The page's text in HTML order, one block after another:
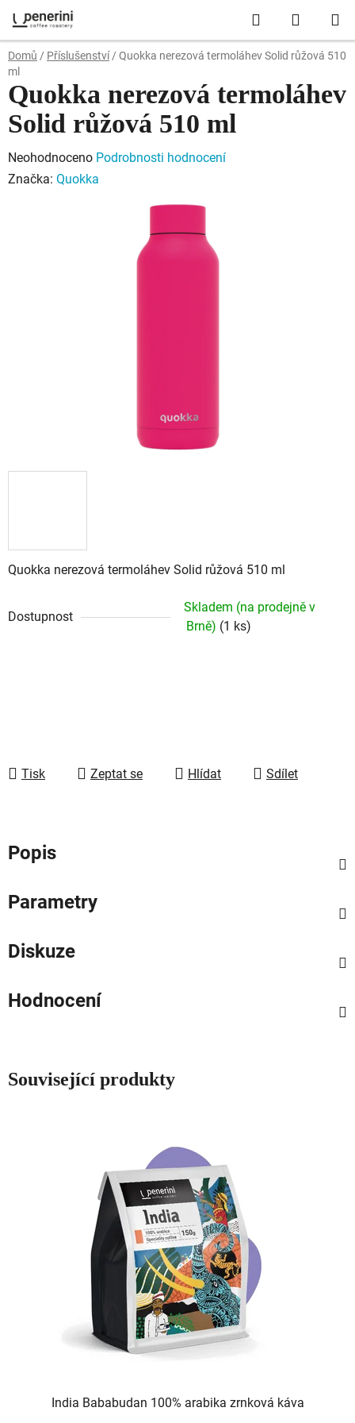
na
obsah
Hledat
KOŠÍK
Domů / Příslušenství / Quokka nerezová termoláhev Solid růžová 510
ml
Quokka nerezová termoláhev Solid růžová 510 ml
Dostupnost
Skladem (na prodejně v
Brně) (1 ks)
Tisk Zeptat se Hlídat Sdílet
Quokka nerezová termoláhev
Solid růžová 510 ml
Průměrné
hodnocení
Neohodnoceno Podrobnosti hodnocení
Značka: Quokka
Popis
Parametry
Diskuze
Hodnocení
Související produkty
India Bababudan 100% arabika zrnková káva